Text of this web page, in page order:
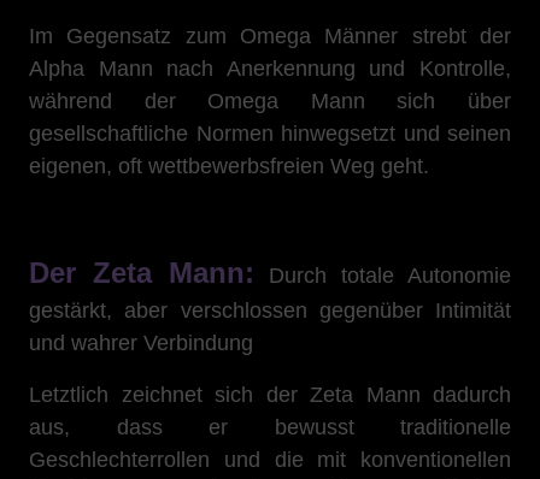
Im Gegensatz zum Omega Männer strebt der
Alpha Mann nach Anerkennung und Kontrolle,
während der Omega Mann sich über
gesellschaftliche Normen hinwegsetzt und seinen
eigenen, oft wettbewerbsfreien Weg geht.
Der Zeta Mann: Durch totale Autonomie
gestärkt, aber verschlossen gegenüber Intimität
und wahrer Verbindung
Letztlich zeichnet sich der Zeta Mann dadurch
aus, dass er bewusst traditionelle
Geschlechterrollen und die mit konventionellen